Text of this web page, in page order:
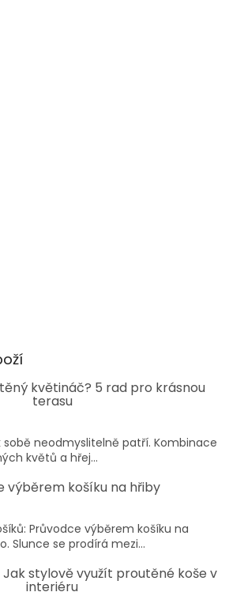
květináč? 5 rad pro krásnou
terasu
sobě neodmyslitelně patří. Kombinace
květů a hřej...
výběrem košíku na hřiby
Průvodce výběrem košíku na
Slunce se prodírá mezi...
stylově využít proutěné koše v
interiéru